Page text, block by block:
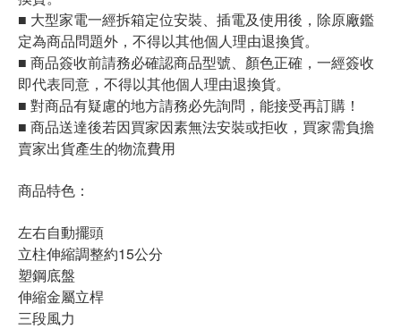
■ 大型家電一經拆箱定位安裝、插電及使用後，除原廠鑑
定為商品問題外，不得以其他個人理由退換貨。
■ 商品簽收前請務必確認商品型號、顏色正確，一經簽收
即代表同意，不得以其他個人理由退換貨。
■ 對商品有疑慮的地方請務必先詢問，能接受再訂購！
■ 商品送達後若因買家因素無法安裝或拒收，買家需負擔
賣家出貨產生的物流費用
商品特色：
左右自動擺頭
立柱伸縮調整約15公分
塑鋼底盤
伸縮金屬立桿
三段風力